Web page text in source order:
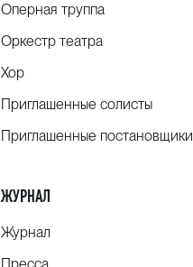
Оперная труппа
Оркестр театра
Хор
Приглашенные солисты
Приглашенные постановщики
ЖУРНАЛ
Журнал